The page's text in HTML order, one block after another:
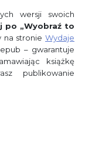
wersji swoich
po „Wyobraź to
na stronieWydaje
– gwarantuje
książkę
publikowanie